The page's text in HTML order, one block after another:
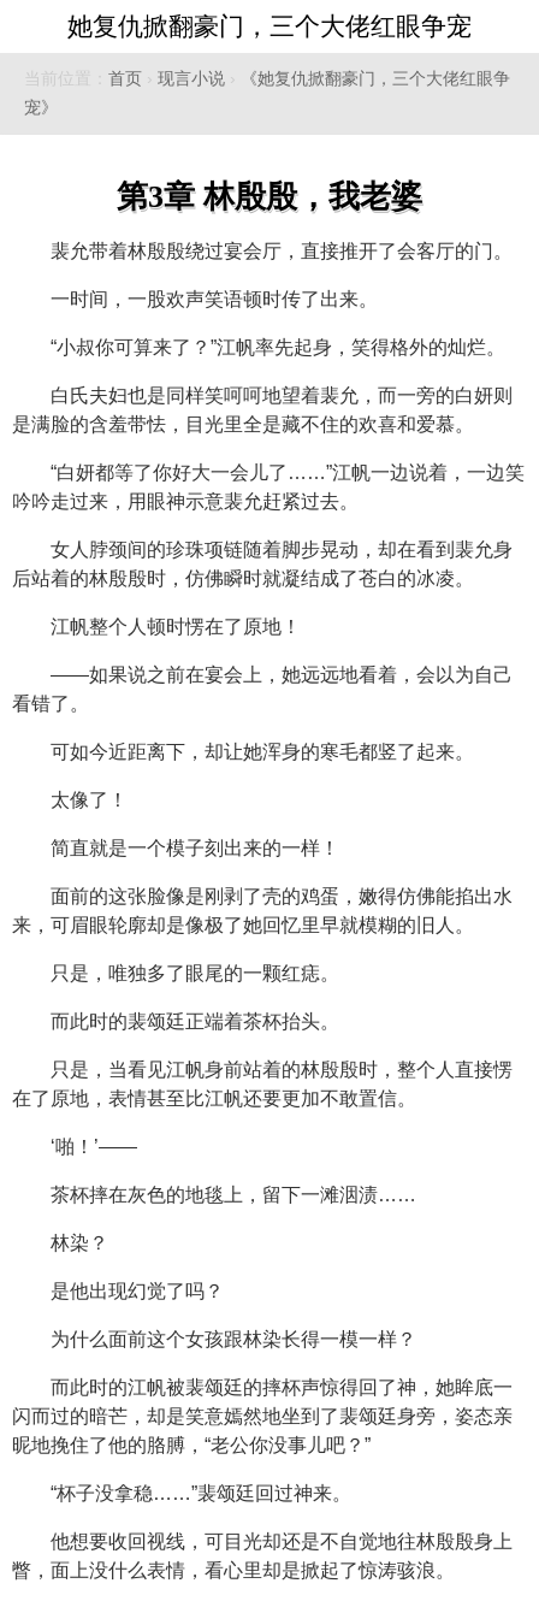
她复仇掀翻豪门，三个大佬红眼争宠
当前位置： 首页 › 现言小说 ›
《她复仇掀翻豪门，三个大佬红眼争
宠》
第3章 林殷殷，我老婆
裴允带着林殷殷绕过宴会厅，直接推开了会客厅的门。
一时间，一股欢声笑语顿时传了出来。
“小叔你可算来了？”江帆率先起身，笑得格外的灿烂。
白氏夫妇也是同样笑呵呵地望着裴允，而一旁的白妍则
是满脸的含羞带怯，目光里全是藏不住的欢喜和爱慕。
“白妍都等了你好大一会儿了……”江帆一边说着，一边笑
吟吟走过来，用眼神示意裴允赶紧过去。
女人脖颈间的珍珠项链随着脚步晃动，却在看到裴允身
后站着的林殷殷时，仿佛瞬时就凝结成了苍白的冰凌。
江帆整个人顿时愣在了原地！
——如果说之前在宴会上，她远远地看着，会以为自己
看错了。
可如今近距离下，却让她浑身的寒毛都竖了起来。
太像了！
简直就是一个模子刻出来的一样！
面前的这张脸像是刚剥了壳的鸡蛋，嫩得仿佛能掐出水
来，可眉眼轮廓却是像极了她回忆里早就模糊的旧人。
只是，唯独多了眼尾的一颗红痣。
而此时的裴颂廷正端着茶杯抬头。
只是，当看见江帆身前站着的林殷殷时，整个人直接愣
在了原地，表情甚至比江帆还要更加不敢置信。
‘啪！’——
茶杯摔在灰色的地毯上，留下一滩洇渍……
林染？
是他出现幻觉了吗？
为什么面前这个女孩跟林染长得一模一样？
而此时的江帆被裴颂廷的摔杯声惊得回了神，她眸底一
闪而过的暗芒，却是笑意嫣然地坐到了裴颂廷身旁，姿态亲
昵地挽住了他的胳膊，“老公你没事儿吧？”
“杯子没拿稳……”裴颂廷回过神来。
他想要收回视线，可目光却还是不自觉地往林殷殷身上
瞥，面上没什么表情，看心里却是掀起了惊涛骇浪。